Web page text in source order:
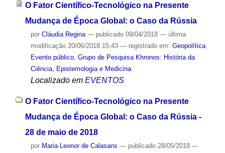
O Fator Científico-Tecnológico na Presente
Mudança de Época Global: o Caso da Rússia
por Cláudia Regina — publicado09/04/2018 — última
modificação20/06/2018 15:43 — registrado em: Geopolítica,
Evento público, Grupo de Pesquisa Khronos: História da
Ciência, Epistemologia e Medicina
Localizado em EVENTOS
O Fator Científico-Tecnológico na Presente
Mudança de Época Global: o Caso da Rússia -
28 de maio de 2018
por Maria Leonor de Calasans — publicado28/05/2018 —